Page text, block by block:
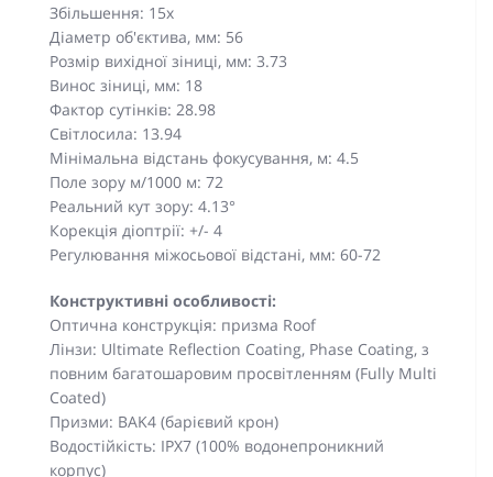
Збільшення: 15x
Діаметр об'єктива, мм: 56
Розмір вихідної зіниці, мм: 3.73
Винос зіниці, мм: 18
Фактор сутінків: 28.98
Світлосила: 13.94
Мінімальна відстань фокусування, м: 4.5
Поле зору м/1000 м: 72
Реальний кут зору: 4.13°
Корекція діоптрії: +/- 4
Регулювання міжосьової відстані, мм: 60-72
Конструктивні особливості:
Оптична конструкція: призма Roof
Лінзи: Ultimate Reflection Coating, Phase Coating, з
повним багатошаровим просвітленням (Fully Multi
Coated)
Призми: BAK4 (барієвий крон)
Водостійкість: IPX7 (100% водонепроникний
корпус)